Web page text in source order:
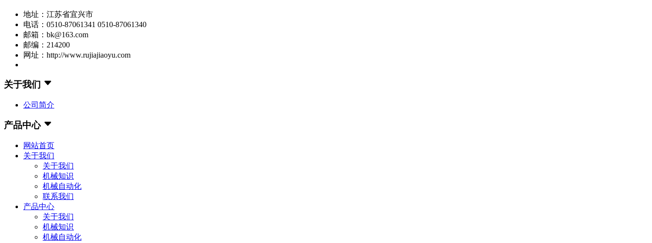
地址：江苏省宜兴市
电话：0510-87061341 0510-87061340
邮箱：bk@163.com
邮编：214200
网址：http://www.rujiajiaoyu.com
关于我们
公司简介
产品中心
网站首页
关于我们
关于我们
机械知识
机械自动化
联系我们
产品中心
关于我们
机械知识
机械自动化